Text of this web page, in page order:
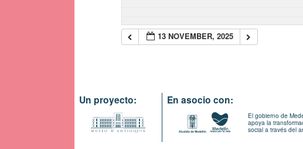
13 NOVEMBER, 2025
Un proyecto: En asocio con:
El gobierno de
apoya la
social a través del